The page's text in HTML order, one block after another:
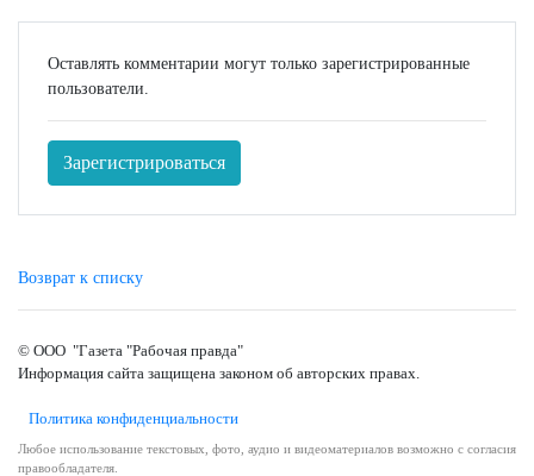
Оставлять комментарии могут только зарегистрированные
пользователи.
Зарегистрироваться
Возврат к списку
© ООО "Газета "Рабочая правда"
Информация сайта защищена законом об авторских правах.
Политика конфиденциальности
Любое использование текстовых, фото, аудио и видеоматериалов возможно с согласия
правообладателя.